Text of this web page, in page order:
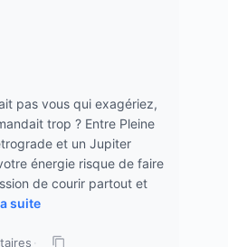
pas vous qui exagériez,
trop ? Entre Pleine
et un Jupiter
énergie risque de faire
de courir partout et
suite
·